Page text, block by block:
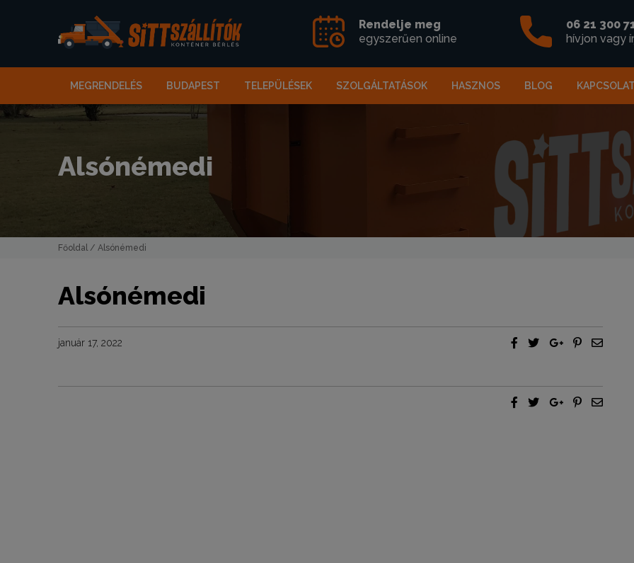
Rendelje meg
egyszerűen online
06 21 300
hívjon vagy
MEGRENDELÉS BUDAPEST TELEPÜLÉSEK SZOLGÁLTATÁSOK HASZNOS BLOG
Alsónémedi
Főoldal / Alsónémedi
Alsónémedi
január 17, 2022